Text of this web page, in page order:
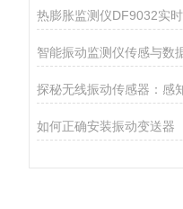
热膨胀监测仪DF9032实
智能振动监测仪传感与数
如何正确安装振动变送器